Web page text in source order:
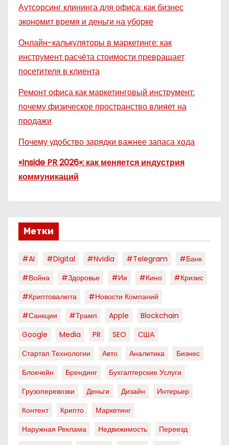
Аутсорсинг клининга для офиса: как бизнес
экономит время и деньги на уборке
Онлайн-калькуляторы в маркетинге: как
инструмент расчёта стоимости превращает
посетителя в клиента
Ремонт офиса как маркетинговый инструмент:
почему физическое пространство влияет на
продажи
Почему удобство зарядки важнее запаса хода
«Inside PR 2026»: как меняется индустрия
коммуникаций
Метки
#AI #digital #nvidia #telegram
#банк
#война
#здоровье #ии #кино
#кризис
#криптовалюта
#новости Компаний
#санкции
#трамп Apple
Blockchain
Google
Media PR SEO
США
Стартап Технологии
Авто Аналитика
Бизнес
Блокчейн
Брендинг
Бухгалтерские Услуги
Грузоперевозки
Деньги Дизайн
Интерьер
Контент
Крипто
Маркетинг
Наружная Реклама
Недвижимость
Переезд